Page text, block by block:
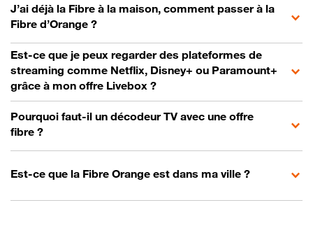
J’ai déjà la Fibre à la maison, comment passer à la
Fibre d’Orange ?
Est-ce que je peux regarder des plateformes de
streaming comme Netflix, Disney+ ou Paramount+
grâce à mon offre Livebox ?
Pourquoi faut-il un décodeur TV avec une offre
fibre ?
Est-ce que la Fibre Orange est dans ma ville ?